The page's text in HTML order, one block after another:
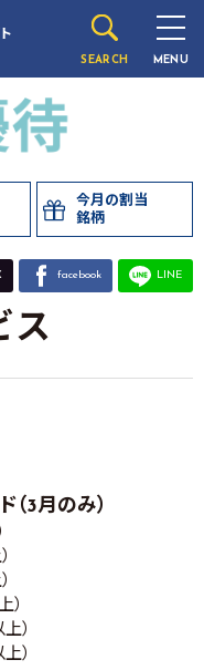
SEARCH MENU
今月の割当
銘柄
facebook LINE
ス
（3月のみ）
）
）
）